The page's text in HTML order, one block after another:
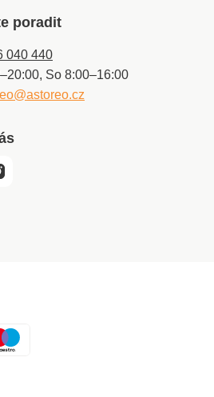
poradit
040 440
So 8:00–16:00